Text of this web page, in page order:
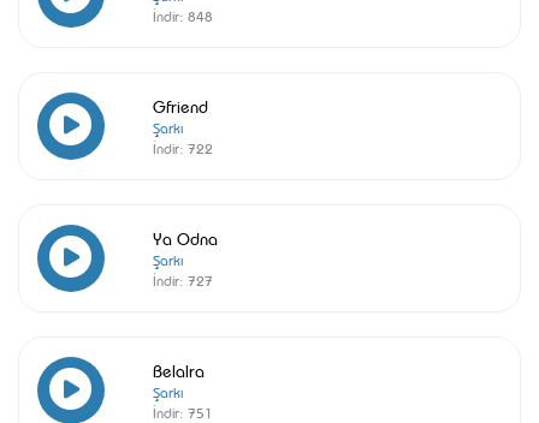
İndir: 848
Gfriend
Şarkı
İndir: 722
Ya Odna
Şarkı
İndir: 727
Belalra
Şarkı
İndir: 751